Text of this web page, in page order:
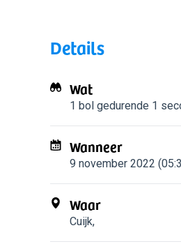
Details
Wat
1 bol gedurende 1
Wanneer
9 november 2022
Waar
Cuijk,